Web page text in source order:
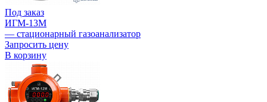
Под заказ
ИГМ-13М
— стационарный газоанализатор
Запросить цену
В корзину